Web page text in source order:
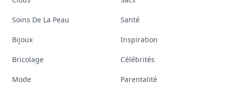
Soins De La Peau Santé
Bijoux Inspiration
Bricolage Célébrités
Mode Parentalité